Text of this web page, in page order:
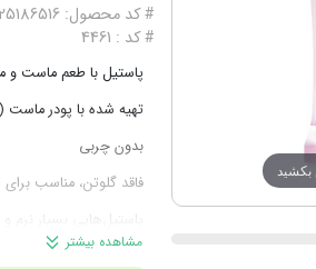
# کد محصول: 8410525186516
# کد : 4461
پاستیل با طعم‌ ماست و
تهیه شده با پودر ماست (3%)
بدون چربی
فاقد گلوتن، مناسب
پاستیل‌هایی بسیار نرم و لطیف در
بسته‌بندی زیپ‌دار
مشاهده بیشتر